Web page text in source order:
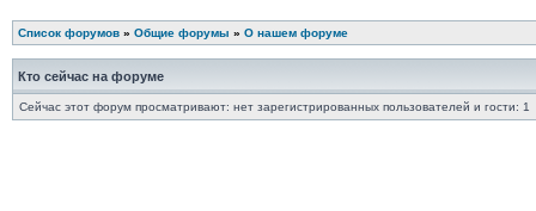
Список форумов » Общие форумы » О нашем форуме
Кто сейчас на форуме
Сейчас этот форум просматривают: нет зарегистрированных пользователей и гости: 1